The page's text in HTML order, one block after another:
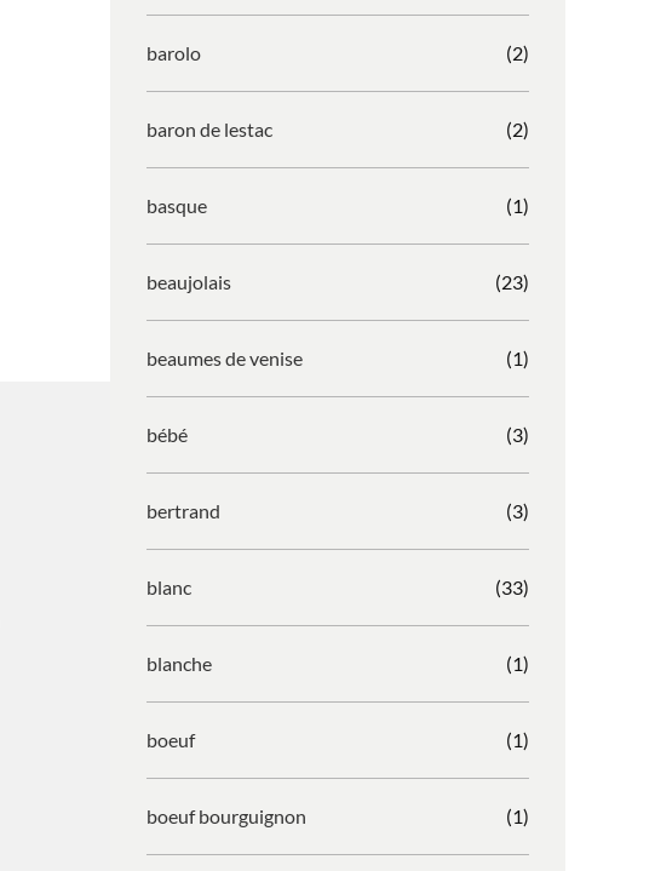
barolo (2)
baron de lestac (2)
basque (1)
beaujolais (23)
beaumes de venise (1)
bébé (3)
bertrand (3)
blanc (33)
blanche (1)
boeuf (1)
boeuf bourguignon (1)